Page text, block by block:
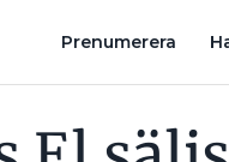
Prenumerera
KÖPER TILLBAKA